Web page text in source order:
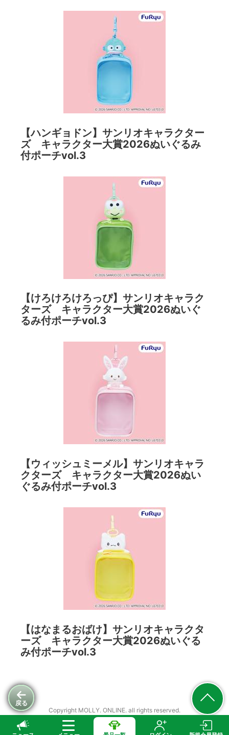
戻る
【ハンギョドン】サンリオキャラクター
ズ キャラクター大賞2026ぬいぐるみ
付ポーチvol.3
【けろけろけろっぴ】サンリオキャラク
ターズ キャラクター大賞2026ぬいぐ
るみ付ポーチvol.3
【ウィッシュミーメル】サンリオキャラ
クターズ キャラクター大賞2026ぬい
ぐるみ付ポーチvol.3
【はなまるおばけ】サンリオキャラクタ
ーズ キャラクター大賞2026ぬいぐる
み付ポーチvol.3
Copyright MOLLY. ONLINE. all rights reserved.